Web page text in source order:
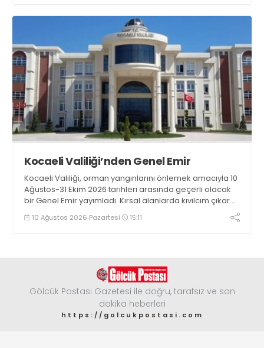
Kocaeli Valiliği’nden Genel Emir
Kocaeli Valiliği, orman yangınlarını önlemek amacıyla 10
Ağustos-31 Ekim 2026 tarihleri arasında geçerli olacak
bir Genel Emir yayımladı. Kırsal alanlarda kıvılcım çıkaran
makine kullanacak kişilerin önceden kolluk kuvvetlerine
bildirim yapması ve yanlarında 6 kilogramlık yangın tüpü
10 Ağustos 2026 Pazartesi 15:11
Gölcük Postası Gazetesi ile doğru, tarafsız ve son
dakika heberleri
https://golcukpostasi.com